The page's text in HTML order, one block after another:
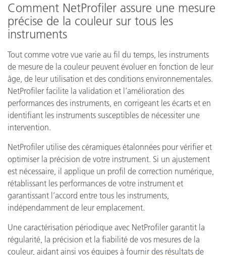
Comment NetProfiler assure une mesure
précise de la couleur sur tous les
instruments
Tout comme votre vue varie au fil du temps, les instruments
de mesure de la couleur peuvent évoluer en fonction de leur
âge, de leur utilisation et des conditions environnementales.
NetProfiler facilite la validation et l’amélioration des
performances des instruments, en corrigeant les écarts et en
identifiant les instruments susceptibles de nécessiter une
intervention.
NetProfiler utilise des céramiques étalonnées pour vérifier et
optimiser la précision de votre instrument. Si un ajustement
est nécessaire, il applique un profil de correction numérique,
rétablissant les performances de votre instrument et
garantissant l’accord entre tous les instruments,
indépendamment de leur emplacement.
Une caractérisation périodique avec NetProfiler garantit la
régularité, la précision et la fiabilité de vos mesures de la
couleur, aidant ainsi vos équipes à fournir des résultats de